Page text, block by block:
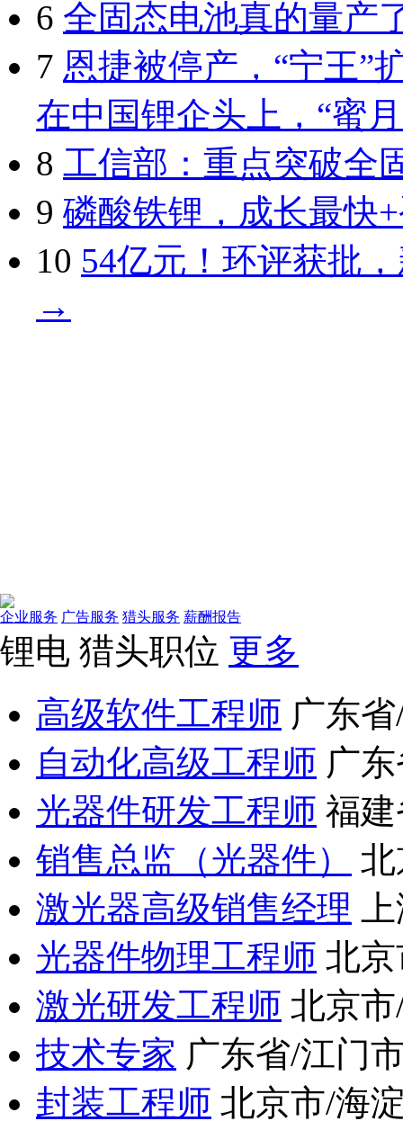
6 全固态电池真的量产
7 恩捷被停产，“宁王”
在中国锂企头上，“蜜
8 工信部：重点突破全
9 磷酸铁锂，成长最快
10 54亿元！环评获批
→
企业服务 广告服务 猎头服务 薪酬报告
锂电 猎头职位 更多
高级软件工程师 广东
自动化高级工程师 广
光器件研发工程师 福
销售总监（光器件）
激光器高级销售经理
光器件物理工程师 北
激光研发工程师 北京
技术专家 广东省/江门
封装工程师 北京市/海